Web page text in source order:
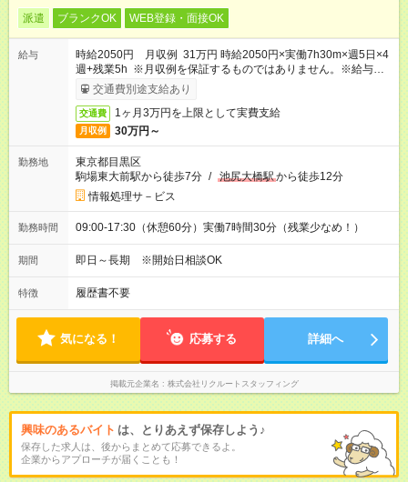
派遣 ブランクOK WEB登録・面接OK
給与
時給2050円 月収例 31万円 時給2050円×実働7h30m×週5日×4
週+残業5h ※月収例を保証するものではありません。※給与即受
取りサービス利用可（利用条件有）
交通費別途支給あり
交通費 1ヶ月3万円を上限として実費支給
月収例 30万円～
勤務地
東京都目黒区
駒場東大前駅から徒歩7分 / 池尻大橋駅から徒歩12分
情報処理サ－ビス
勤務時間 09:00-17:30（休憩60分）実働7時間30分（残業少なめ！）
期間 即日～長期 ※開始日相談OK
特徴 履歴書不要
気になる！ 応募する 詳細へ
掲載元企業名 株式会社リクルートスタッフィング
興味のあるバイト は、とりあえず保存しよう♪
保存した求人は、後からまとめて応募できるよ。
企業からアプローチが届くことも！